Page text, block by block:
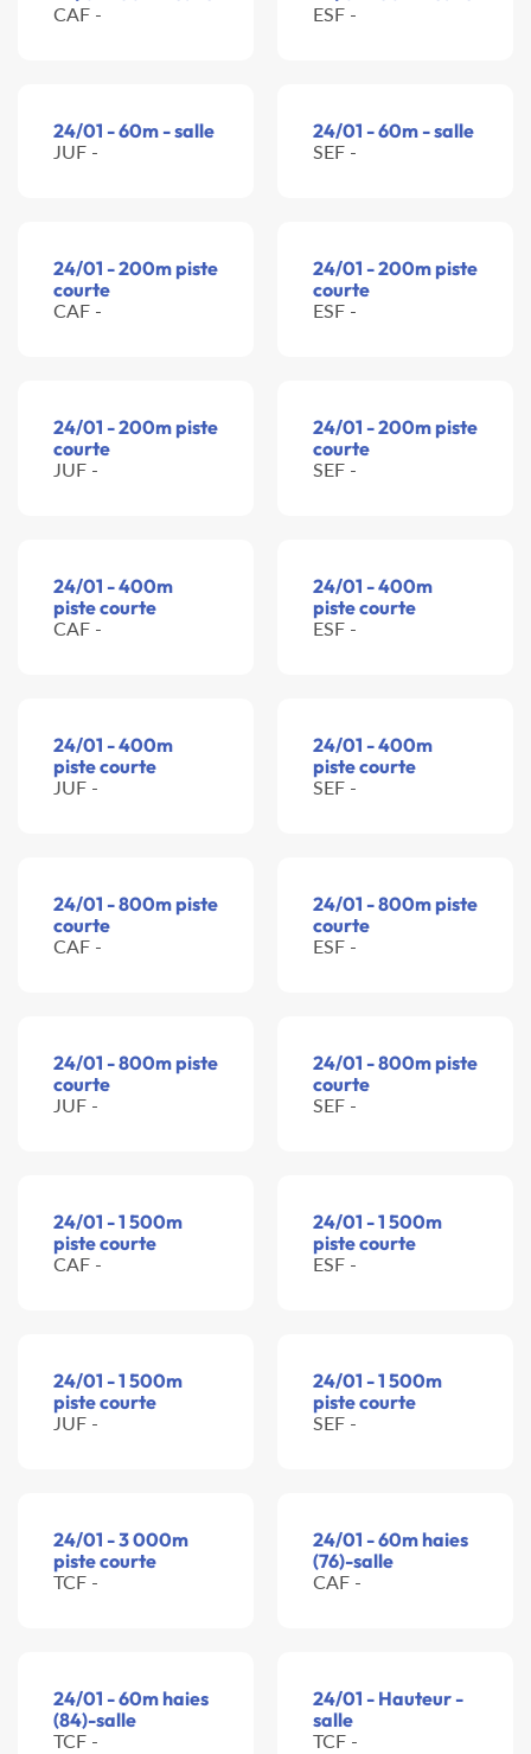
CAF - ESF -
24/01 - 60m - salle
JUF -
24/01 - 60m - salle
SEF -
24/01 - 200m piste
courte
CAF -
24/01 - 200m piste
courte
ESF -
24/01 - 200m piste
courte
JUF -
24/01 - 200m piste
courte
SEF -
24/01 - 400m
piste courte
CAF -
24/01 - 400m
piste courte
ESF -
24/01 - 400m
piste courte
JUF -
24/01 - 400m
piste courte
SEF -
24/01 - 800m piste
courte
CAF -
24/01 - 800m piste
courte
ESF -
24/01 - 800m piste
courte
JUF -
24/01 - 800m piste
courte
SEF -
24/01 - 1 500m
piste courte
CAF -
24/01 - 1 500m
piste courte
ESF -
24/01 - 1 500m
piste courte
JUF -
24/01 - 1 500m
piste courte
SEF -
24/01 - 3 000m
piste courte
TCF -
24/01 - 60m haies
(76)-salle
CAF -
24/01 - 60m haies
(84)-salle
TCF -
24/01 - Hauteur -
salle
TCF -